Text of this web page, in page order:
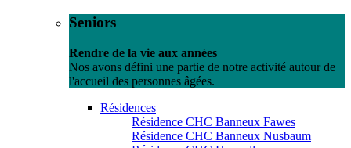
Seniors
Rendre de la vie aux années
Nos avons défini une partie de notre activité autour de
l'accueil des personnes âgées.
Résidences
Résidence CHC Banneux Fawes
Résidence CHC Banneux Nusbaum